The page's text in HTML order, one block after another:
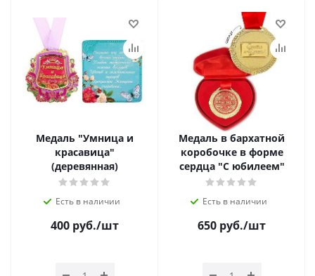
Медаль "Умница и
красавица"
(деревянная)
Есть в наличии
400 руб./шт
Медаль в бархатной
коробочке в форме
сердца "С юбилеем"
Есть в наличии
650 руб./шт